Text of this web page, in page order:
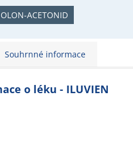
ACETONID
Souhrnné informace
o léku - ILUVIEN